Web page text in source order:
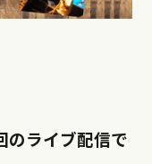
のライブ配信で